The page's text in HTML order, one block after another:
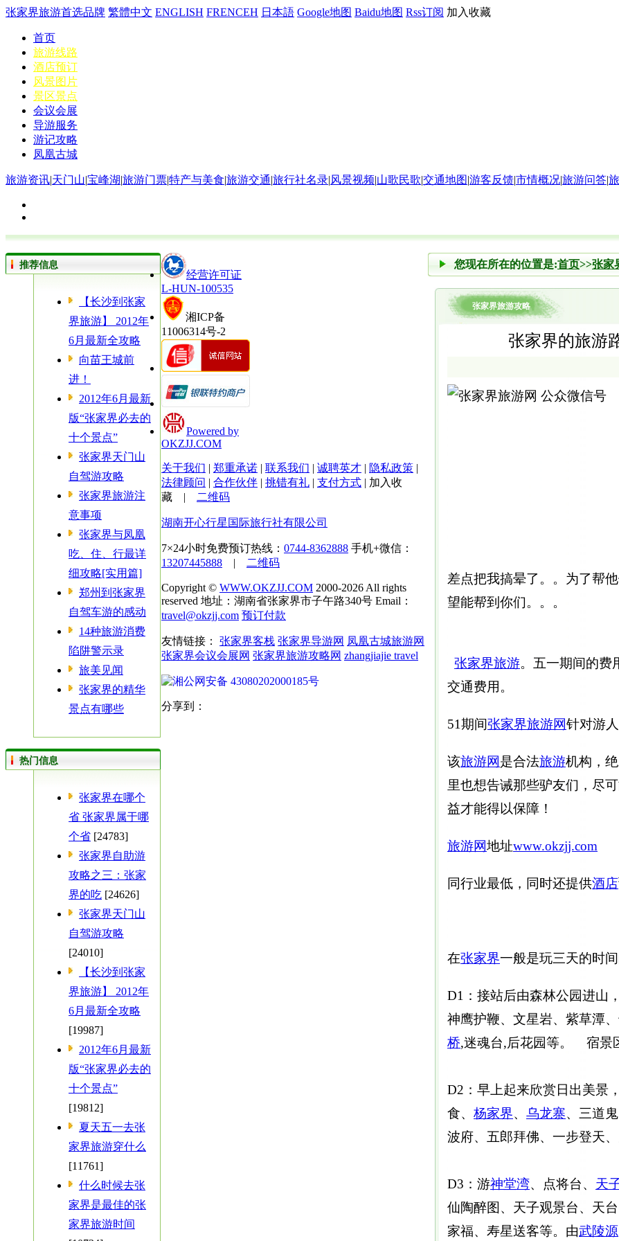
张家界旅游首选品牌 繁體中文 ENGLISH FRENCEH 日本語 Google地图 Baidu地图 Rss订阅 加入收藏
首页
旅游线路
酒店预订
风景图片
景区景点
会议会展
导游服务
游记攻略
凤凰古城
旅游资讯|天门山|宝峰湖|旅游门票|特产与美食|旅游交通|旅行社名录|风景视频|山歌民歌|交通地图|游客反馈|市情概况|旅游问答|
您现在所在的位置是:首页>>张家
张家界旅游攻略
张家界的旅游
差点把我搞晕了。。为了帮
望能帮到你们。。。
张家界旅游。五一期间的费
交通费用。
51期间张家界旅游网针对游
该旅游网是合法旅游机构，
里也想告诫那些驴友们，尽
益才能得以保障！
旅游网地址www.okzjj.com
同行业最低，同时还提供酒店
在张家界一般是玩三天的时
D1：接站后由森林公园进山
神鹰护鞭、文星岩、紫草潭、
桥,迷魂台,后花园等。 宿景
D2：早上起来欣赏日出美景
食、 杨家界、 乌龙寨、三道
波府、五郎拜佛、一步登天
D3：游神堂湾、点将台、 天
仙陶醉图、天子观景台、天台
家福、寿星送客等。由武陵源
推荐信息
【长沙到张家
界旅游】 2012年
6月最新全攻略
向苗王城前
进！
2012年6月最新
版“张家界必去的
十个景点”
张家界天门山
自驾游攻略
张家界旅游注
意事项
张家界与凤凰
吃、住、行最详
细攻略[实用篇]
郑州到张家界
自驾车游的感动
14种旅游消费
陷阱警示录
旅美见闻
张家界的精华
景点有哪些
热门信息
张家界在哪个
省 张家界属于哪
个省 [24783]
张家界自助游
攻略之三：张家
界的吃 [24626]
张家界天门山
自驾游攻略
[24010]
【长沙到张家
界旅游】 2012年
6月最新全攻略
[19987]
2012年6月最新
版“张家界必去的
十个景点”
[19812]
夏天五一去张
家界旅游穿什么
[11761]
什么时候去张
家界是最佳的张
家界旅游时间
经营许可证
L-HUN-100535
湘ICP备
11006314号-2
Powered by
OKZJJ.COM
关于我们 | 郑重承诺 | 联系我们 | 诚聘英才 | 隐私政策 |
法律顾问 | 合作伙伴 | 挑错有礼 | 支付方式 | 加入收
藏 | 二维码
湖南开心行星国际旅行社有限公司
7×24小时免费预订热线： 0744-8362888 手机+微信：
13207445888 | 二维码
Copyright © WWW.OKZJJ.COM 2000-2026 All rights
reserved 地址：湖南省张家界市子午路340号 Email：
travel@okzjj.com 预订付款
友情链接： 张家界客栈 张家界导游网 凤凰古城旅游网
张家界会议会展网 张家界旅游攻略网 zhangjiajie travel
湘公网安备 43080202000185号
分享到：